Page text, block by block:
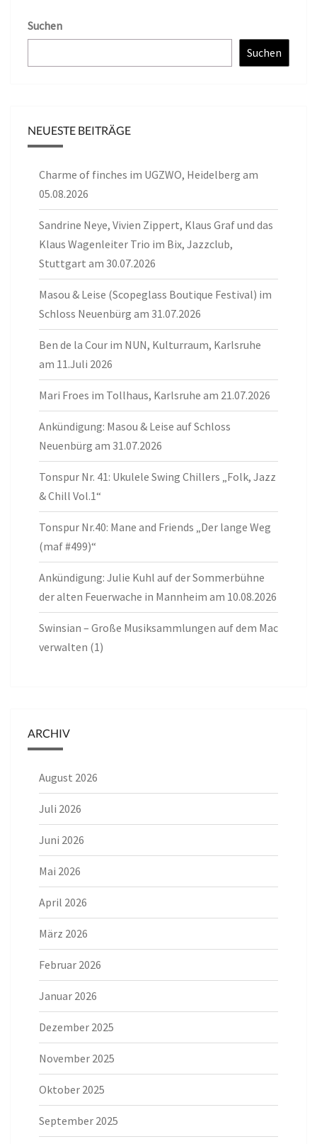
Suchen
Suchen
NEUESTE BEITRÄGE
Charme of finches im UGZWO, Heidelberg am
05.08.2026
Sandrine Neye, Vivien Zippert, Klaus Graf und das
Klaus Wagenleiter Trio im Bix, Jazzclub,
Stuttgart am 30.07.2026
Masou & Leise (Scopeglass Boutique Festival) im
Schloss Neuenbürg am 31.07.2026
Ben de la Cour im NUN, Kulturraum, Karlsruhe
am 11.Juli 2026
Mari Froes im Tollhaus, Karlsruhe am 21.07.2026
Ankündigung: Masou & Leise auf Schloss
Neuenbürg am 31.07.2026
Tonspur Nr. 41: Ukulele Swing Chillers „Folk, Jazz
& Chill Vol.1“
Tonspur Nr.40: Mane and Friends „Der lange Weg
(maf #499)“
Ankündigung: Julie Kuhl auf der Sommerbühne
der alten Feuerwache in Mannheim am 10.08.2026
Swinsian – Große Musiksammlungen auf dem Mac
verwalten (1)
ARCHIV
August 2026
Juli 2026
Juni 2026
Mai 2026
April 2026
März 2026
Februar 2026
Januar 2026
Dezember 2025
November 2025
Oktober 2025
September 2025